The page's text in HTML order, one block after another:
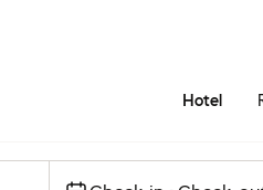
Hotel